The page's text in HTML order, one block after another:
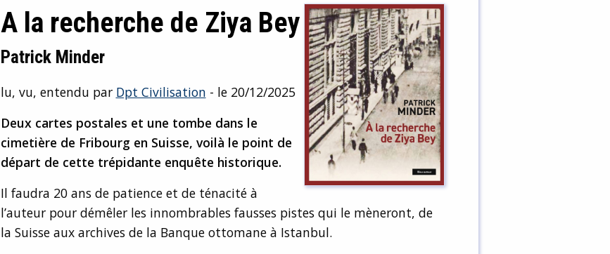
A la recherche de Ziya Bey
Patrick Minder
lu, vu, entendu par Dpt Civilisation - le 20/12/2025
Deux cartes postales et une tombe dans le
cimetière de Fribourg en Suisse, voilà le point de
départ de cette trépidante enquête historique.
Il faudra 20 ans de patience et de ténacité à
l’auteur pour démêler les innombrables fausses pistes qui le mèneront, de
la Suisse aux archives de la Banque ottomane à Istanbul.